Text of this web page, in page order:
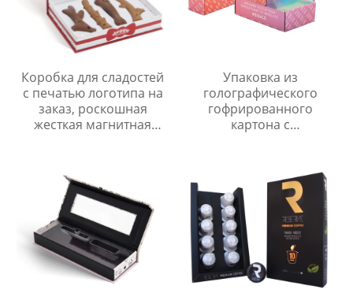
Коробка для сладостей
с печатью логотипа на
заказ, роскошная
жесткая магнитная
подарочная коробка из
перерабатываемого
картона
Упаковка из
голографического
гофрированного
картона с
складная коробка для
обуви, почтовая
упаковка.